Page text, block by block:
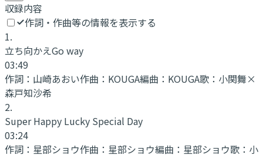
収録内容
作詞・作曲等の情報を表示する
1.
立ち向かえGo way
03:49
作詞： 山崎あおい作曲： KOUGA編曲： KOUGA歌： 小関舞×
森戸知沙希
2.
Super Happy Lucky Special Day
03:24
作詞： 星部ショウ作曲： 星部ショウ編曲： 星部ショウ歌： 小